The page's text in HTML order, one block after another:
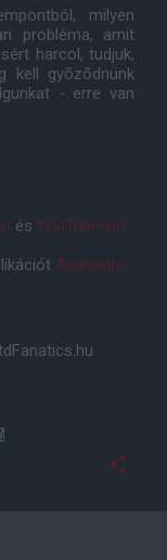
milyen
probléma, amit
harcol, tudjuk,
kell gyõzõdnünk
- erre van
és YouTube-on
Androidra